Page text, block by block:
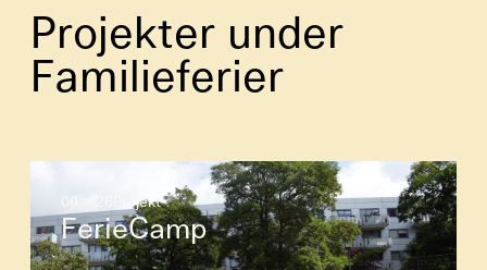
Projekter under
Familieferier
Projekt
FerieCamp